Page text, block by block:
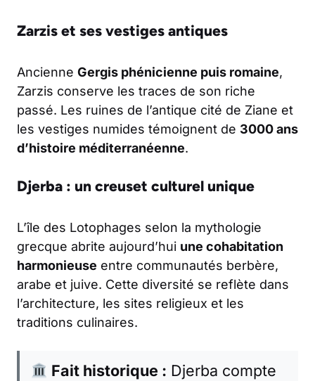
Zarzis et ses vestiges antiques
Ancienne Gergis phénicienne puis romaine,
Zarzis conserve les traces de son riche
passé. Les ruines de l’antique cité de Ziane et
les vestiges numides témoignent de 3000 ans
d’histoire méditerranéenne.
Djerba : un creuset culturel unique
L’île des Lotophages selon la mythologie
grecque abrite aujourd’hui une cohabitation
harmonieuse entre communautés berbère,
arabe et juive. Cette diversité se reflète dans
l’architecture, les sites religieux et les
traditions culinaires.
Fait historique : Djerba compte